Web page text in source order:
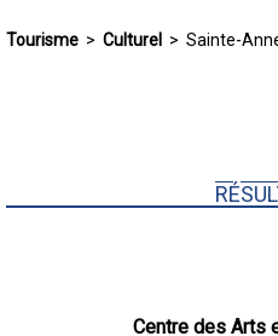
Tourisme > Culturel > Sainte-
Centre des Arts